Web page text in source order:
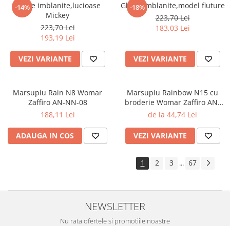
-14%
Ghete imblanite,lucioase
Mickey
223,70 Lei
193,19 Lei
VEZI VARIANTE
-18%
Ghete imblanite,model fluture
223,70 Lei
183,03 Lei
VEZI VARIANTE
Marsupiu Rain N8 Womar
Zaffiro AN-NN-08
188,11 Lei
ADAUGA IN COS
Marsupiu Rainbow N15 cu
broderie Womar Zaffiro AN-
NZ-15E
de la 44,74 Lei
VEZI VARIANTE
1 2 3 ... 67
NEWSLETTER
Nu rata ofertele si promotiile noastre